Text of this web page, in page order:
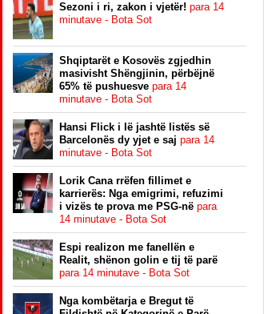
Sezoni i ri, zakon i vjetër! para 14
minutave - Bota Sot
Shqiptarët e Kosovës zgjedhin
masivisht Shëngjinin, përbëjnë
65% të pushuesve para 14
minutave - Bota Sot
Hansi Flick i lë jashtë listës së
Barcelonës dy yjet e saj para 14
minutave - Bota Sot
Lorik Cana rrëfen fillimet e
karrierës: Nga emigrimi, refuzimi
i vizës te prova me PSG-në para
14 minutave - Bota Sot
Espi realizon me fanellën e
Realit, shënon golin e tij të parë
para 14 minutave - Bota Sot
Nga kombëtarja e Bregut të